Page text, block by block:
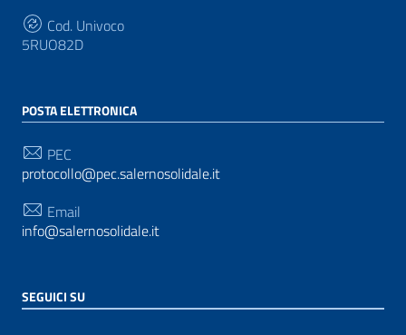
Cod. Univoco
5RUO82D
POSTA ELETTRONICA
PEC
protocollo@pec.salernosolidale.it
Email
info@salernosolidale.it
SEGUICI SU